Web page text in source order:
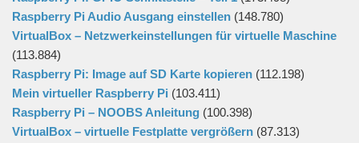
Raspberry Pi Audio Ausgang einstellen (148.780)
VirtualBox – Netzwerkeinstellungen für virtuelle Maschine
(113.884)
Raspberry Pi: Image auf SD Karte kopieren (112.198)
Mein virtueller Raspberry Pi (103.411)
Raspberry Pi – NOOBS Anleitung (100.398)
VirtualBox – virtuelle Festplatte vergrößern (87.313)